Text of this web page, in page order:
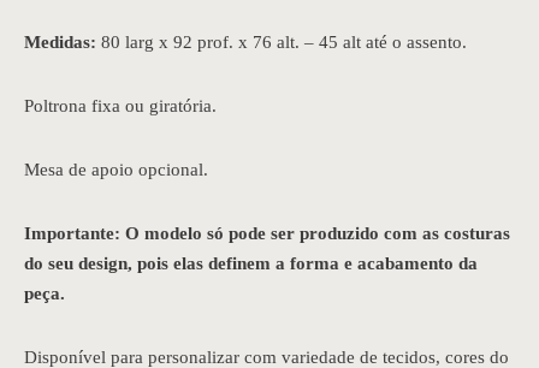
Medidas: 80 larg x 92 prof. x 76 alt. – 45 alt até o assento.
Poltrona fixa ou giratória.
Mesa de apoio opcional.
Importante: O modelo só pode ser produzido com as costuras
do seu design, pois elas definem a forma e acabamento da
peça.
Disponível para personalizar com variedade de tecidos, cores do